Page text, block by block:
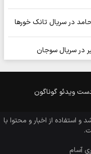
در سریال تانک خورها
در سریال سوجان
ویدئو گوناگون
و استفاده از اخبار و محتوا با
آسام